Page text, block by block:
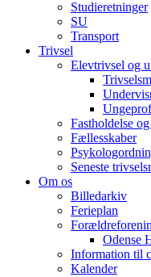
Studieretninger
SU
Transport
Trivsel
Elevtrivsel og
Fastholdelse
Fællesskaber
Seneste
Om os
Billedarkiv
Ferieplan
Odense
Information til
Kalender